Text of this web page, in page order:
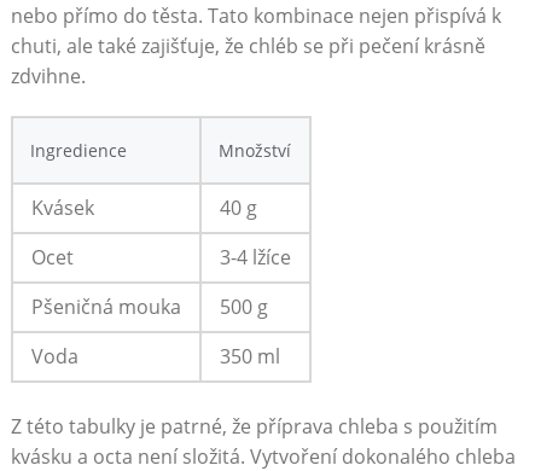
nebo přímo do těsta. Tato kombinace nejen přispívá k
chuti, ale také zajišťuje, že chléb​ se při pečení krásně
zdvihne.
Ingredience Množství
Kvásek
40 g
Ocet
3-4 lžíce
Pšeničná mouka
500 ⁣g
Voda
350⁤ ml
Z této tabulky ‌je patrné, že příprava chleba​ s použitím
kvásku a octa​ není ‌složitá. Vytvoření ​dokonalého chleba